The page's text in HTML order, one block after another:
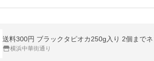
送料300円 ブラックタピオカ250g入り 2個まで
横浜中華街通り